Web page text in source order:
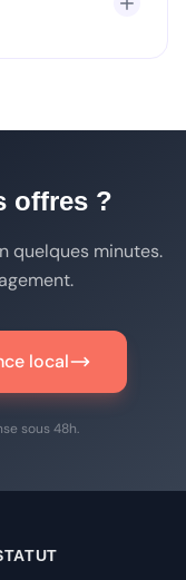
offres ?
quelques minutes.
local
sous 48h.